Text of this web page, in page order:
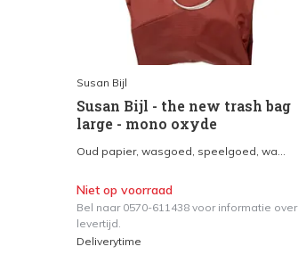
Susan Bijl
Susan Bijl - the new trash bag
large - mono oxyde
Oud papier, wasgoed, speelgoed, wa...
Niet op voorraad
Bel naar 0570-611438 voor informatie over
levertijd.
Deliverytime